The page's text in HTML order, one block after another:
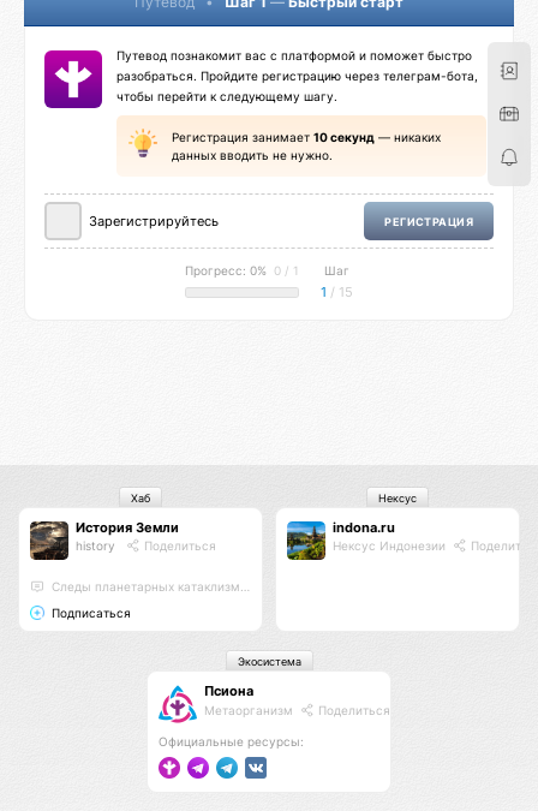
Путевод познакомит вас с платформой и поможет быстро
разобраться. Пройдите регистрацию через телеграм-бота,
чтобы перейти к следующему шагу.
Регистрация занимает 10 секунд — никаких
данных вводить не нужно.
Зарегистрируйтесь РЕГИСТРАЦИЯ
Прогресс: 0% 0 / 1 Шаг
1 / 15
История Земли
history Поделиться
Следы планетарных катаклизмов и высокоразвитых цивилизаций прошлого
Подписаться
Хаб
indona.ru
Нексус Индонезии
Нексус
Псиона
Метаорганизм Поделиться
Официальные ресурсы:
Экосистема